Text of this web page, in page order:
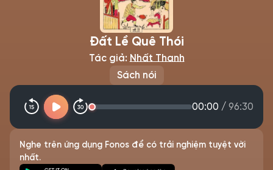
Sách nói
Đất Lề Quê Thói
Tác giả: Nhất Thanh
00:00 / 96:30
Nghe trên ứng dụng Fonos để có trải nghiệm tuyệt vời
nhất.